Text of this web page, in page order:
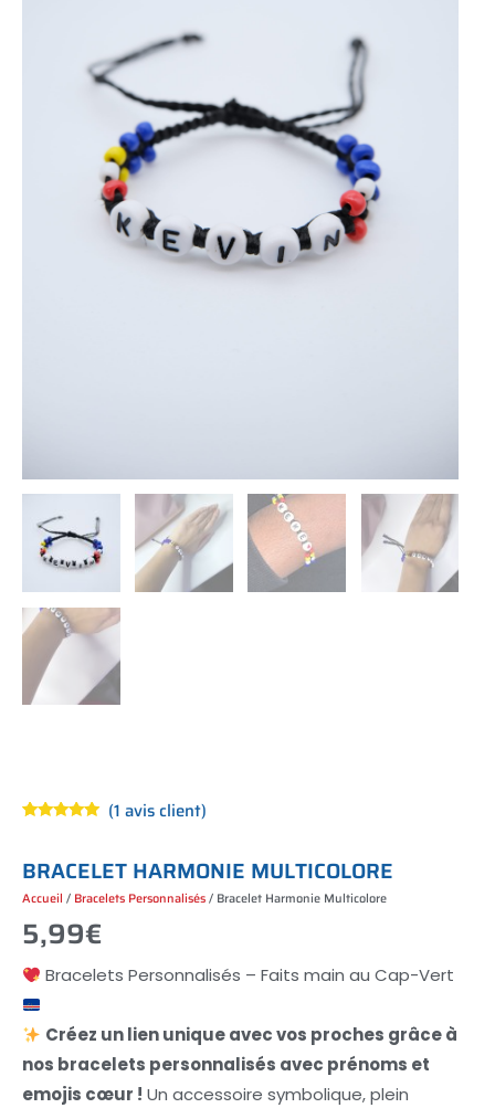
basé sur
notation
(1 avis client)
BRACELET HARMONIE MULTICOLORE
Accueil / Bracelets Personnalisés/ Bracelet Harmonie Multicolore
5,99€
Bracelets Personnalisés – Faits main au Cap-Vert
Créez un lien unique avec vos proches grâce à
nos bracelets personnalisés avec prénoms et
emojis cœur ! Un accessoire symbolique, plein